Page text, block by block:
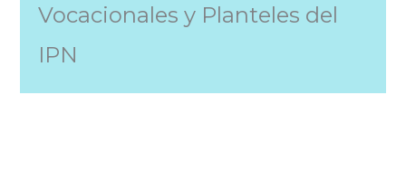
Vocacionales y Planteles del
IPN